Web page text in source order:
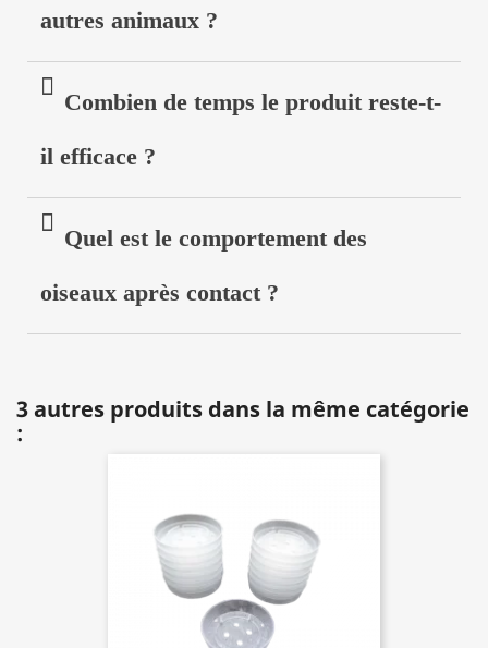
autres animaux ?
Combien de temps le produit reste-t-
il efficace ?
Quel est le comportement des
oiseaux après contact ?
3 autres produits dans la même catégorie
: